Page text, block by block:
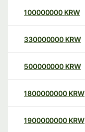
100000000 KRW
330000000 KRW
500000000 KRW
1800000000 KRW
1900000000 KRW